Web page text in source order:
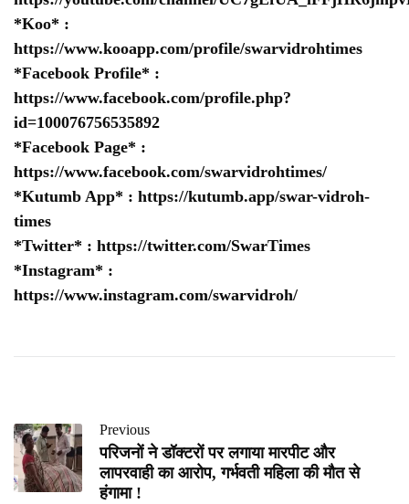
*Koo* :
https://www.kooapp.com/profile/swarvidrohtimes
*Facebook Profile* :
https://www.facebook.com/profile.php?
id=100076756535892
*Facebook Page* :
https://www.facebook.com/swarvidrohtimes/
*Kutumb App* : https://kutumb.app/swar-vidroh-
times
*Twitter* : https://twitter.com/SwarTimes
*Instagram* :
https://www.instagram.com/swarvidroh/
Previous
परिजनों ने डॉक्टरों पर लगाया मारपीट और
लापरवाही का आरोप, गर्भवती महिला की मौत से
हंगामा !